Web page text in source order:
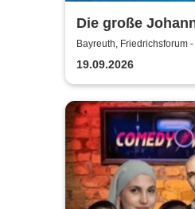
Die große
Gala -
Duette der Strauß
Bayreuth, Friedrichsforum
19.09.2026